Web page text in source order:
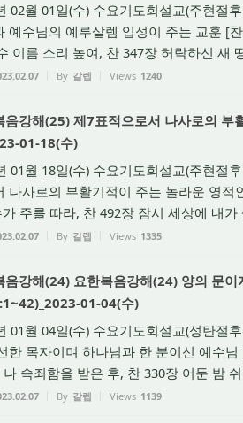
02월 01일(수) 수요기도회설교(주현절
예수님의 예루살렘 입성이 주는 교훈 [
이름 소리 높여, 찬 347장 허락하신 새
By 갈렙 Views 1240
음강해(25) 제7표적으로서 나사로의
01-18(수)
01월 18일(수) 수요기도회설교(주현절
나사로의 부활기적이 주는 놀라운 영
주를 따라, 찬 492장 잠시 세상에 내
By 갈렙 Views 1335
음강해(24) 요한복음강해(24) 양의 문
01-04(수)
01월 04일(수) 수요기도회설교(성탄절
한 목자이며 하나님과 한 분이신 예수
나 속죄함을 받은 후, 찬 330장 어둔 밤
By 갈렙 Views 1139